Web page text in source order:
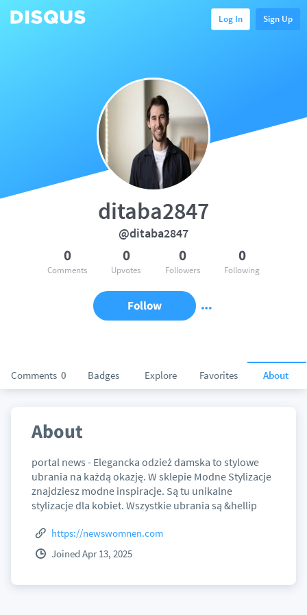
Log In Sign Up
Comments 0 Badges Explore Favorites About
ditaba2847
@ditaba2847
0
Comments
0
Upvotes
0
Followers
0
Following
Follow
About
portal news - Elegancka odzież damska to stylowe
ubrania na każdą okazję. W sklepie Modne Stylizacje
znajdziesz modne inspiracje. Są tu unikalne
stylizacje dla kobiet. Wszystkie ubrania są &hellip
https://newswomnen.com
Joined Apr 13, 2025